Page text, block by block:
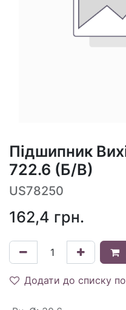
Підшипник
722.6 (Б/В)
US78250
162,4 грн.
Додати до списку